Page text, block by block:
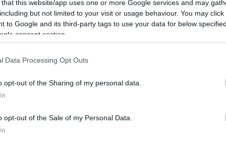
that this website/app uses one or more Google services and may
but not limited to your visit or usage behaviour. You may
to Google and its third-party tags to use your data for below
consent section.
Data Processing Opt Outs
opt-out of the Sharing of my personal data.
opt-out of the Sale of my Personal Data.
annuncia a sorpresa I Tiromancino
settembre. Il concerto sarà alle ore 22.00 e
Roma con ingresso gratuito. I
della festa di Sant’Isidoro, San
nazionali?
mesecliccandoqui